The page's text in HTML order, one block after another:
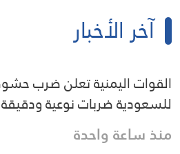
آخر الأخبار
القوات اليمنية تعلن ضرب حشود
للسعودية ضربات نوعية ودقيقة
منذ ساعة واحدة